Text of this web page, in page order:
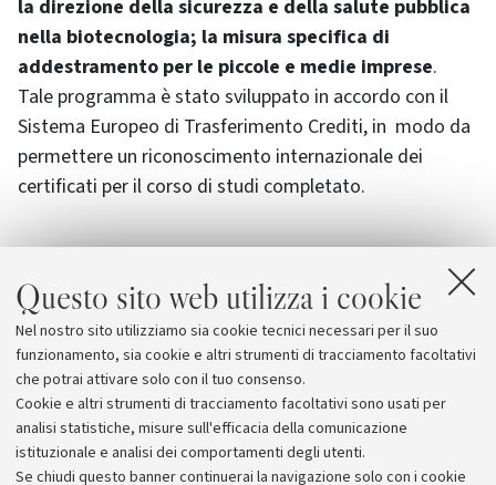
Questo sito web utilizza i cookie
Nel nostro sito utilizziamo sia cookie tecnici necessari per il suo
funzionamento, sia cookie e altri strumenti di tracciamento facoltativi
che potrai attivare solo con il tuo consenso.
Cookie e altri strumenti di tracciamento facoltativi sono usati per
analisi statistiche, misure sull'efficacia della comunicazione
istituzionale e analisi dei comportamenti degli utenti.
Se chiudi questo banner continuerai la navigazione solo con i cookie
la direzione della sicurezza e della salute pubblica
nella biotecnologia; la misura specifica di
addestramento per le piccole e medie imprese.
Tale programma è stato sviluppato in accordo con il
Sistema Europeo di Trasferimento Crediti, in modo da
permettere un riconoscimento internazionale dei
certificati per il corso di studi completato.
Allegati
Healthbiotech Project